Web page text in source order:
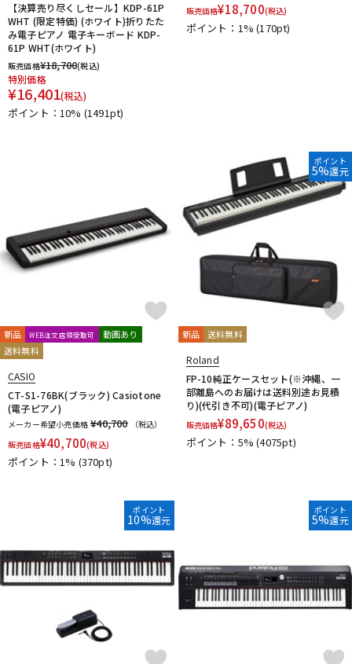
【決算売り尽くしセール】KDP-61P
WHT (限定特価) (ホワイト)折りたた
み電子ピアノ 電子キーボード KDP-
61P WHT(ホワイト)
販売価格¥18,700(税込)
特別価格
¥16,401(税込)
ポイント：10% (1491pt)
販売価格¥18,700(税込)
ポイント：1%(170pt)
新品 WEB注文店頭受取可
動画あり
送料無料
CASIO
CT-S1-76BK(ブラック) Casiotone
(電子ピアノ)
メーカー希望小売価格 ¥40,700
（税込）
販売価格¥40,700(税込)
ポイント：1% (370pt)
ポイント
5%還元
新品 送料無料
Roland
FP-10純正ケースセット(※沖縄、一
部離島へのお届けは送料別途お見積
り)(代引き不可)(電子ピアノ)
販売価格¥89,650(税込)
ポイント：5%(4075pt)
ポイント
10%還元
ポイント
5%還元